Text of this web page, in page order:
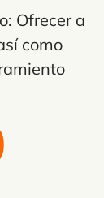
Ofrecer a
como